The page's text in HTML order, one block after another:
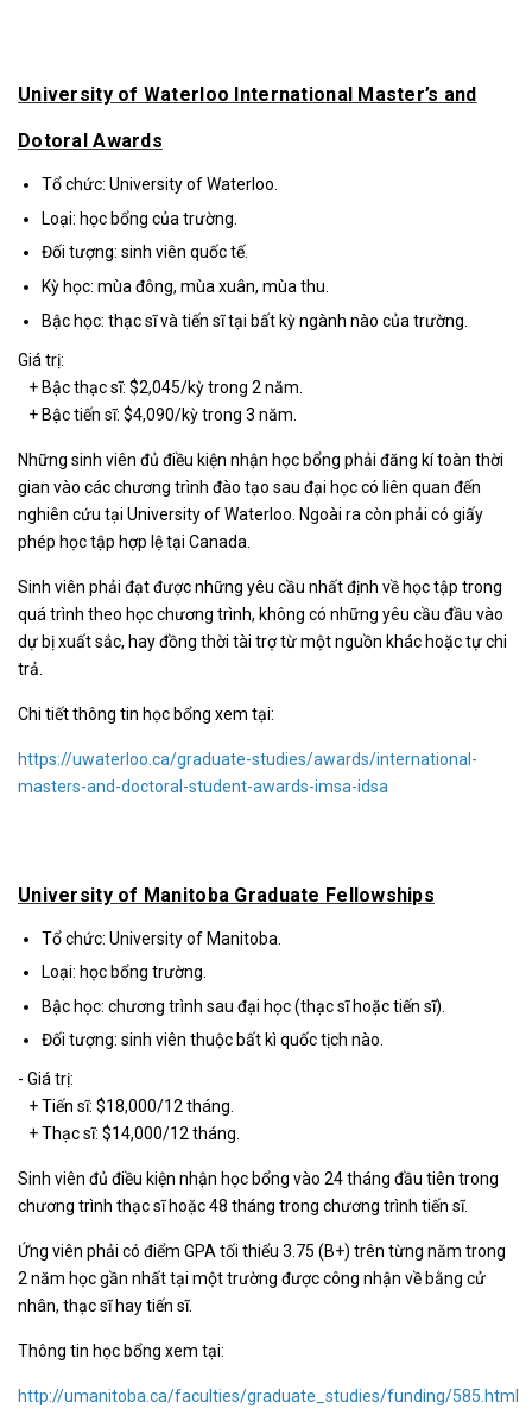
University of Waterloo International Master’s and
Dotoral Awards
Tổ chức: University of Waterloo.
Loại: học bổng của trường.
Đối tượng: sinh viên quốc tế.
Kỳ học: mùa đông, mùa xuân, mùa thu.
Bậc học: thạc sĩ và tiến sĩ tại bất kỳ ngành nào của trường.
Giá trị:
+ Bậc thạc sĩ: $2,045/kỳ trong 2 năm.
+ Bậc tiến sĩ: $4,090/kỳ trong 3 năm.
Những sinh viên đủ điều kiện nhận học bổng phải đăng kí toàn thời
gian vào các chương trình đào tạo sau đại học có liên quan đến
nghiên cứu tại University of Waterloo. Ngoài ra còn phải có giấy
phép học tập hợp lệ tại Canada.
Sinh viên phải đạt được những yêu cầu nhất định về học tập trong
quá trình theo học chương trình, không có những yêu cầu đầu vào
dự bị xuất sắc, hay đồng thời tài trợ từ một nguồn khác hoặc tự chi
trả.
Chi tiết thông tin học bổng xem tại:
https://uwaterloo.ca/graduate-studies/awards/international-
masters-and-doctoral-student-awards-imsa-idsa
University of Manitoba Graduate Fellowships
Tổ chức: University of Manitoba.
Loại: học bổng trường.
Bậc học: chương trình sau đại học (thạc sĩ hoặc tiến sĩ).
Đối tượng: sinh viên thuộc bất kì quốc tịch nào.
- Giá trị:
+ Tiến sĩ: $18,000/12 tháng.
+ Thạc sĩ: $14,000/12 tháng.
Sinh viên đủ điều kiện nhận học bổng vào 24 tháng đầu tiên trong
chương trình thạc sĩ hoặc 48 tháng trong chương trình tiến sĩ.
Ứng viên phải có điểm GPA tối thiểu 3.75 (B+) trên từng năm trong
2 năm học gần nhất tại một trường được công nhận về bằng cử
nhân, thạc sĩ hay tiến sĩ.
Thông tin học bổng xem tại:
http://umanitoba.ca/faculties/graduate_studies/funding/585.html